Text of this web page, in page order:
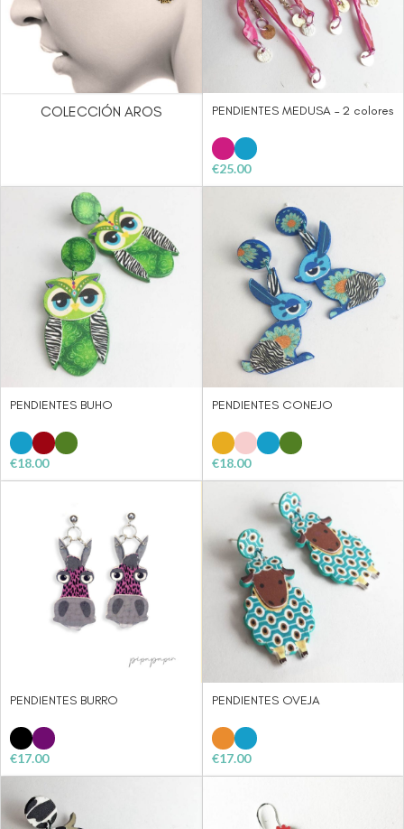
COLECCIÓN AROS PENDIENTES MEDUSA – 2 colores
€25.00
PENDIENTES BUHO
€18.00
PENDIENTES CONEJO
€18.00
PENDIENTES BURRO
€17.00
PENDIENTES OVEJA
€17.00